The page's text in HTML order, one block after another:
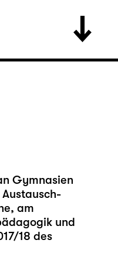
Gymnasien
am
und
18 des